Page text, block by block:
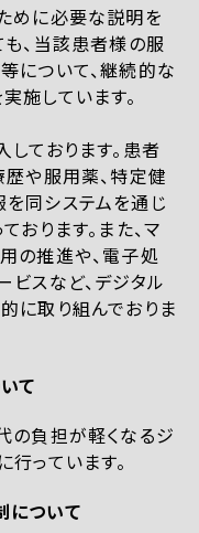
めに必要な説明を
、当該患者様の服
について、継続的な
施しています。
ております。患者
や服用薬、特定健
同システムを通じ
おります。また、マ
の推進や、電子処
スなど、デジタル
に取り組んでおりま
て
の負担が軽くなるジ
っています。
ついて